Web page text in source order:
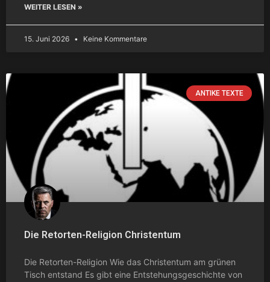
WEITER LESEN »
15. Juni 2026 Keine Kommentare
ANTIKE TEXTE
Die Retorten-Religion Christentum
Die Retorten-Religion Wie das Christentum am grünen
Tisch entstand Es gibt eine Entstehungsgeschichte von